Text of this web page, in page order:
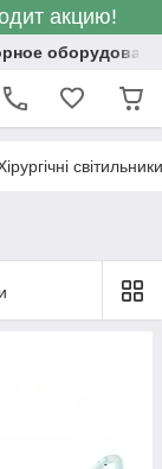
акцию!
світильники